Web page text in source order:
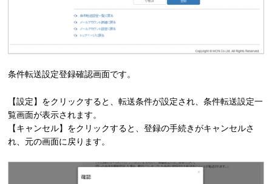
条件転送設定登録確認画面です。
【設定】をクリックすると、転送条件が設定され、条件転送設定一
覧画面が表示されます。
【キャンセル】をクリックすると、登録の手続きがキャンセルさ
れ、元の画面に戻ります。